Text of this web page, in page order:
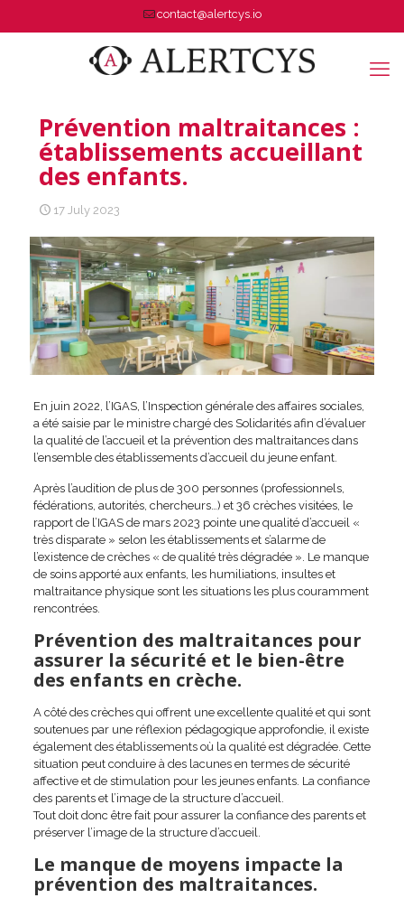
contact@alertcys.io
Prévention maltraitances :
établissements accueillant
des enfants.
17 July 2023
En juin 2022, l’IGAS, l’Inspection générale des affaires sociales,
a été saisie par le ministre chargé des Solidarités afin d’évaluer
la qualité de l’accueil et la prévention des maltraitances dans
l’ensemble des établissements d’accueil du jeune enfant.
Après l’audition de plus de 300 personnes (professionnels,
fédérations, autorités, chercheurs…) et 36 crèches visitées, le
rapport de l’IGAS de mars 2023 pointe une qualité d’accueil «
très disparate » selon les établissements et s’alarme de
l’existence de crèches « de qualité très dégradée ». Le manque
de soins apporté aux enfants, les humiliations, insultes et
maltraitance physique sont les situations les plus couramment
rencontrées.
Prévention des maltraitances pour
assurer la sécurité et le bien-être
des enfants en crèche.
A côté des crèches qui offrent une excellente qualité et qui sont
soutenues par une réflexion pédagogique approfondie, il existe
également des établissements où la qualité est dégradée. Cette
situation peut conduire à des lacunes en termes de sécurité
affective et de stimulation pour les jeunes enfants. La confiance
des parents et l’image de la structure d’accueil.
Tout doit donc être fait pour assurer la confiance des parents et
préserver l’image de la structure d’accueil.
Le manque de moyens impacte la
prévention des maltraitances.